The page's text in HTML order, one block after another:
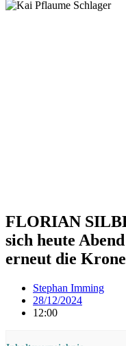
FLORIAN
sich heute
erneut die
Stephan Imming
28/12/2024
12:00